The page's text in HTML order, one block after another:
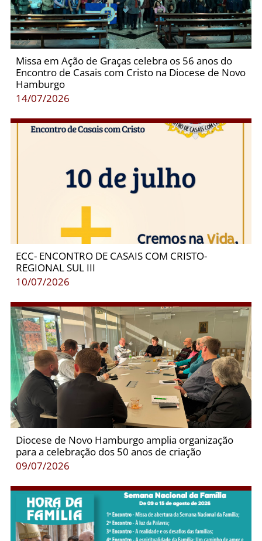
Missa em Ação de Graças celebra os 56 anos do
Encontro de Casais com Cristo na Diocese de Novo
Hamburgo
14/07/2026
ECC- ENCONTRO DE CASAIS COM CRISTO-
REGIONAL SUL III
10/07/2026
Diocese de Novo Hamburgo amplia organização
para a celebração dos 50 anos de criação
09/07/2026